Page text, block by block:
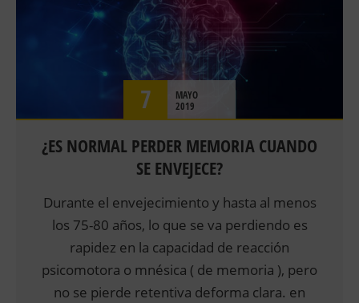
7
MAYO
2019
¿ES NORMAL PERDER MEMORIA CUANDO
SE ENVEJECE?
Durante el envejecimiento y hasta al menos
los 75-80 años, lo que se va perdiendo es
rapidez en la capacidad de reacción
psicomotora o mnésica ( de memoria ), pero
no se pierde retentiva deforma clara. en